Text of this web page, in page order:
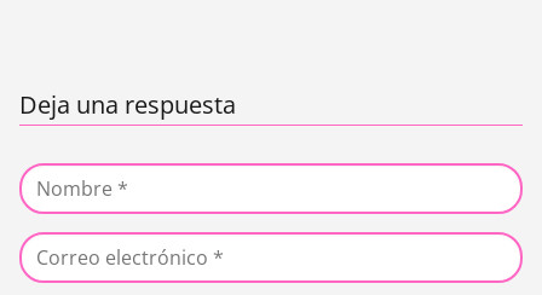
Deja una respuesta